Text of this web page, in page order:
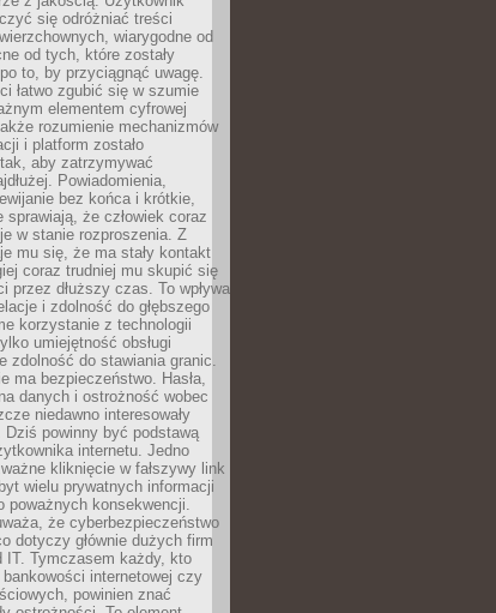
się odróżniać treści
wiarygodne od
od tych, które zostały
to, by przyciągnąć uwagę.
łatwo zgubić się w szumie
elementem cyfrowej
rozumienie mechanizmów
i platform zostało
aby zatrzymywać
Powiadomienia,
bez końca i krótkie,
sprawiają, że człowiek coraz
w stanie rozproszenia. Z
mu się, że ma stały kontakt
coraz trudniej mu skupić się
przez dłuższy czas. To wpływa
i zdolność do głębszego
korzystanie z technologii
umiejętność obsługi
zdolność do stawiania granic.
ma bezpieczeństwo. Hasła,
danych i ostrożność wobec
niedawno interesowały
Dziś powinny być podstawą
internetu. Jedno
kliknięcie w fałszywy link
wielu prywatnych informacji
poważnych konsekwencji.
że cyberbezpieczeństwo
dotyczy głównie dużych firm
IT. Tymczasem każdy, kto
internetowej czy
powinien znać